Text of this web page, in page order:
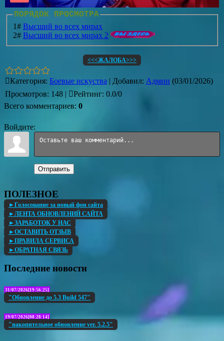
ПОРЯДОК ПРОСМОТРА
1# Высший во всех мирах
2# Высший во всех мирах 2
<<<ЖАЛОБА>>>
Категория: Боевые искуства | Добавил: Админ (03/01/2026)
Просмотров: 148 | Рейтинг: 0.0/0
Всего комментариев: 0
Войдите:
Отправить
ПОЛЕЗНОЕ
►Голосование за новый фон сайта
►ЛЕНТА ОБНОВЛЕНИЙ САЙТА
►ЗАРАБОТОК У НАС
►ОСТАВИТЬ ОТЗЫВ
►ПРАВИЛА СЕРВИСА
►ОБРАТНАЯ СВЯЗЬ
Последние новости
31/07/2026[19:56:25]
"Обновление до 5.3 Build 547"
19/07/2026[08:28:14]
"накопительное обновление ver. 5.2.5"